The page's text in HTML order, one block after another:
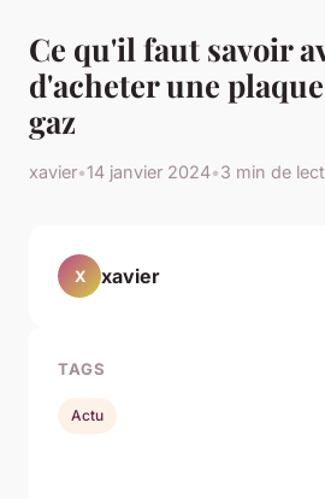
Ce qu'il faut savoir
d'acheter une
gaz
xavier•14 janvier 2024•3 min de
X xavier
TAGS
Actu